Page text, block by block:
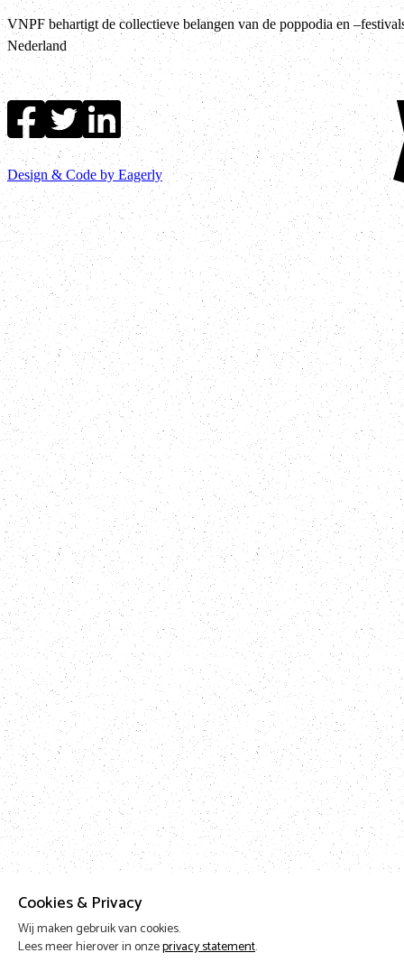
Cookies & Privacy
Wij maken gebruik van cookies.
Lees meer hierover in onzeprivacy statement.
VNPF behartigt de collectieve belangen van de poppodia en
Nederland
Design & Code by Eagerly